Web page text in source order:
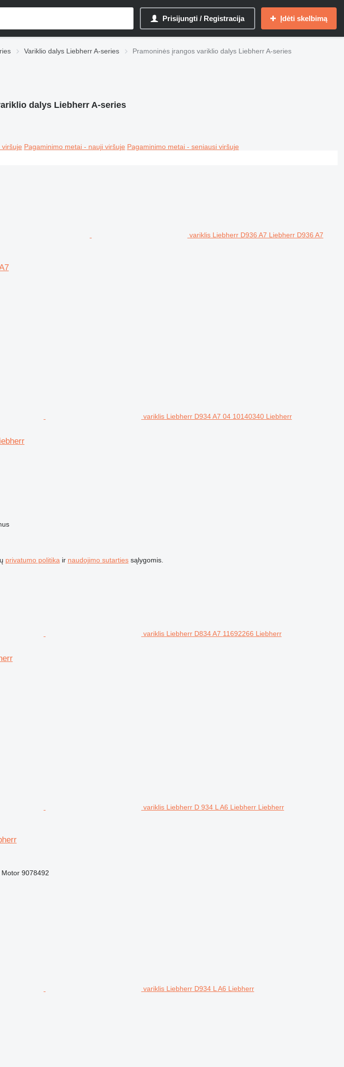
Prisijungti / Registracija Įdėti skelbimą
Variklio dalys Liebherr A-series Pramoninės įrangos variklio dalys Liebherr A-series
dalys Liebherr A-series
viršuje Pagaminimo metai - nauji viršuje Pagaminimo metai - seniausi viršuje
variklis Liebherr D936 A7 Liebherr D936 A7
variklis Liebherr D934 A7 04 10140340 Liebherr
privatumo politika ir naudojimo sutartiessąlygomis.
variklis Liebherr D834 A7 11692266 Liebherr
variklis Liebherr D 934 L A6 Liebherr Liebherr
Motor 9078492
variklis Liebherr D934 L A6 Liebherr